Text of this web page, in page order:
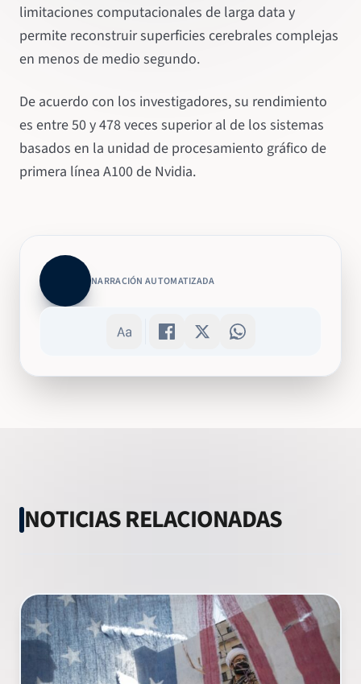
limitaciones computacionales de larga data y
permite reconstruir superficies cerebrales complejas
en menos de medio segundo.
De acuerdo con los investigadores, su rendimiento
es entre 50 y 478 veces superior al de los sistemas
basados en la unidad de procesamiento gráfico de
primera línea A100 de Nvidia.
NARRACIÓN AUTOMATIZADA
NOTICIAS RELACIONADAS